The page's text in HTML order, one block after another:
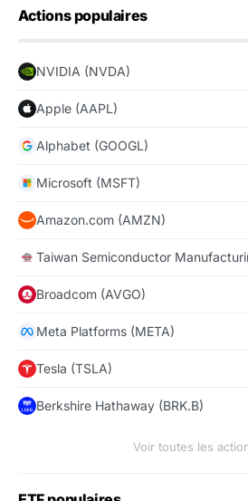
Actions populaires
NVIDIA (NVDA)
Apple (AAPL)
Alphabet (GOOGL)
Microsoft (MSFT)
Amazon.com (AMZN)
Taiwan Semiconductor
Broadcom (AVGO)
Meta Platforms (META)
Tesla (TSLA)
Berkshire Hathaway (BRK.B)
Voir toutes les